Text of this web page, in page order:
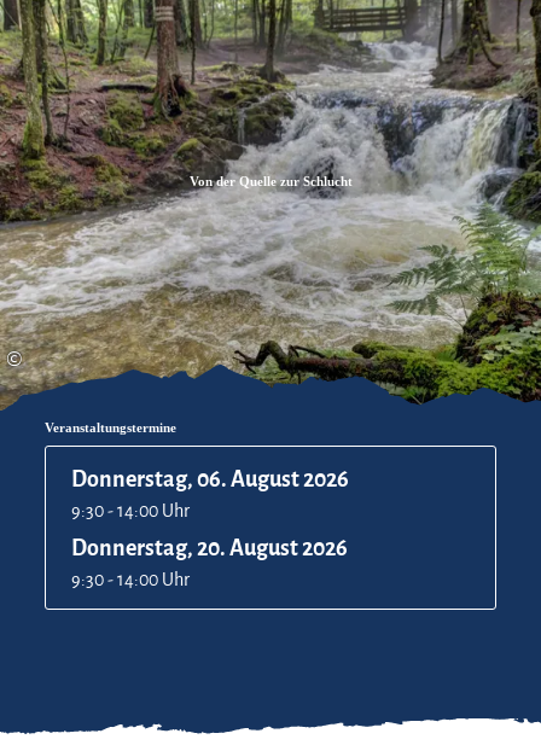
Zum
Inhalt
Zur
Suche
Zum
Footer
©
Von der Quelle zur Schlucht
Veranstaltungstermine
Donnerstag, 06. August 2026
9:30 - 14:00 Uhr
Donnerstag, 20. August 2026
9:30 - 14:00 Uhr